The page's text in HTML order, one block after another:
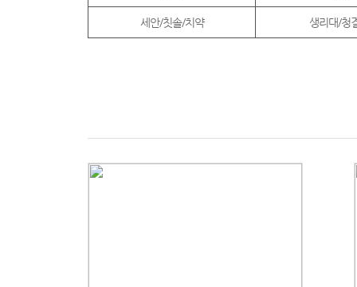
세안/칫솔/치약 생리대/청